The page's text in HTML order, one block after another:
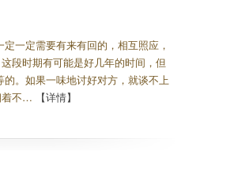
一定需要有来有回的，相互照应，
段时期有可能是好几年的时间，但
。如果一味地讨好对方，就谈不上
着不…
【详情】